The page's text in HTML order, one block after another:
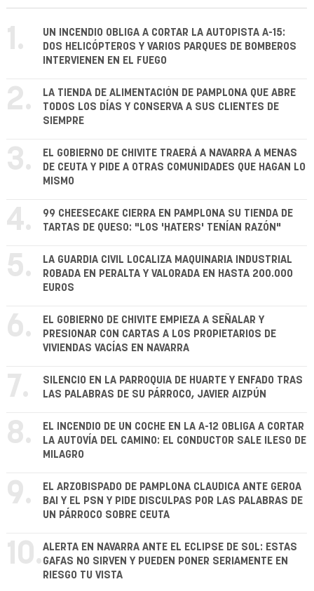
1.
UN INCENDIO OBLIGA A CORTAR LA AUTOPISTA A-15:
DOS HELICÓPTEROS Y VARIOS PARQUES DE BOMBEROS
INTERVIENEN EN EL FUEGO
2.
LA TIENDA DE ALIMENTACIÓN DE PAMPLONA QUE ABRE
TODOS LOS DÍAS Y CONSERVA A SUS CLIENTES DE
SIEMPRE
3.
EL GOBIERNO DE CHIVITE TRAERÁ A NAVARRA A MENAS
DE CEUTA Y PIDE A OTRAS COMUNIDADES QUE HAGAN LO
MISMO
4.
99 CHEESECAKE CIERRA EN PAMPLONA SU TIENDA DE
TARTAS DE QUESO: "LOS 'HATERS' TENÍAN RAZÓN"
5.
LA GUARDIA CIVIL LOCALIZA MAQUINARIA INDUSTRIAL
ROBADA EN PERALTA Y VALORADA EN HASTA 200.000
EUROS
6.
EL GOBIERNO DE CHIVITE EMPIEZA A SEÑALAR Y
PRESIONAR CON CARTAS A LOS PROPIETARIOS DE
VIVIENDAS VACÍAS EN NAVARRA
7.
SILENCIO EN LA PARROQUIA DE HUARTE Y ENFADO TRAS
LAS PALABRAS DE SU PÁRROCO, JAVIER AIZPÚN
8.
EL INCENDIO DE UN COCHE EN LA A-12 OBLIGA A CORTAR
LA AUTOVÍA DEL CAMINO: EL CONDUCTOR SALE ILESO DE
MILAGRO
9.
EL ARZOBISPADO DE PAMPLONA CLAUDICA ANTE GEROA
BAI Y EL PSN Y PIDE DISCULPAS POR LAS PALABRAS DE
UN PÁRROCO SOBRE CEUTA
10.ALERTA EN NAVARRA ANTE EL ECLIPSE DE SOL: ESTAS
GAFAS NO SIRVEN Y PUEDEN PONER SERIAMENTE EN
RIESGO TU VISTA